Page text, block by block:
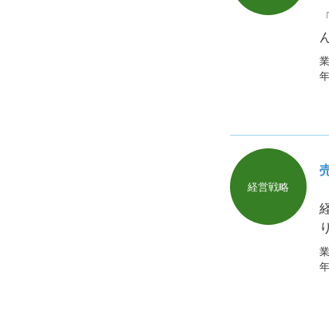
経営戦略